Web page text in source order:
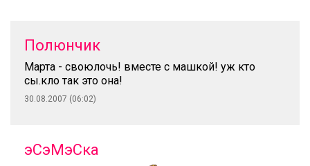
Полюнчик
Марта - своюлочь! вместе с машкой! уж кто
сы.кло так это она!
30.08.2007 (06:02)
эСэМэСка